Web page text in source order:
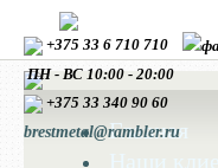
+375 33 6 710 710
ПН - ВС 10:00 - 20:00
+375 33 340 90 60
brestmetal@rambler.ru
Главная